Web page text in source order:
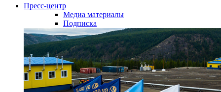
Пресс-центр
Медиа материалы
Подписка